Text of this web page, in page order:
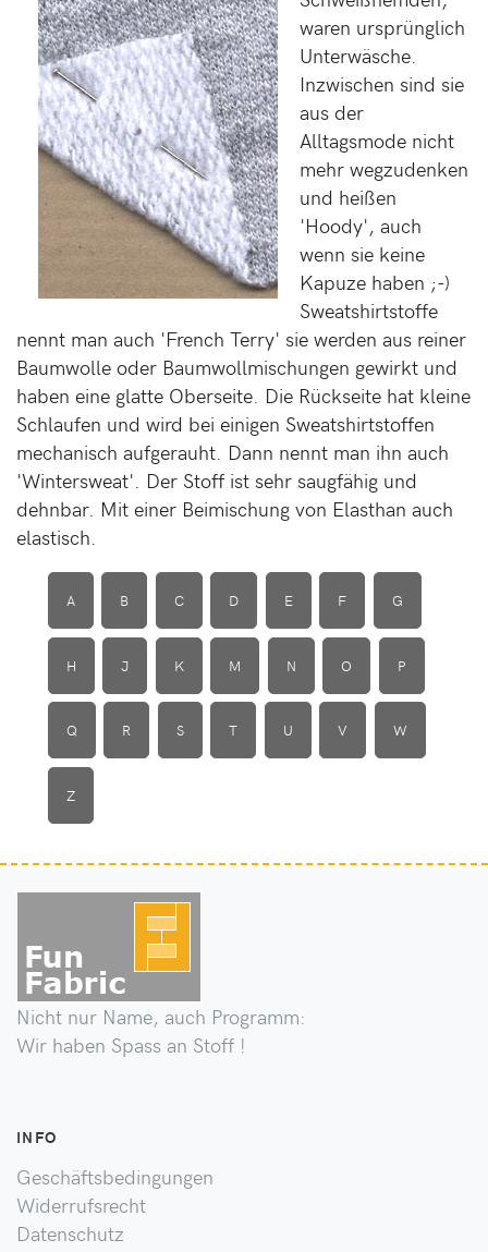
waren ursprünglich
Unterwäsche.
Inzwischen sind sie
aus der
Alltagsmode nicht
mehr wegzudenken
und heißen
'Hoody', auch
wenn sie keine
Kapuze haben ;-)
Sweatshirtstoffe
nennt man auch 'French Terry' sie werden aus reiner
Baumwolle oder Baumwollmischungen gewirkt und
haben eine glatte Oberseite. Die Rückseite hat kleine
Schlaufen und wird bei einigen Sweatshirtstoffen
mechanisch aufgerauht. Dann nennt man ihn auch
'Wintersweat'. Der Stoff ist sehr saugfähig und
dehnbar. Mit einer Beimischung von Elasthan auch
elastisch.
A B C D E F G
H J K M N O P
Q R S T U V W
Z
Nicht nur Name, auch Programm:
Wir haben Spass an Stoff !
INFO
Geschäftsbedingungen
Widerrufsrecht
Datenschutz